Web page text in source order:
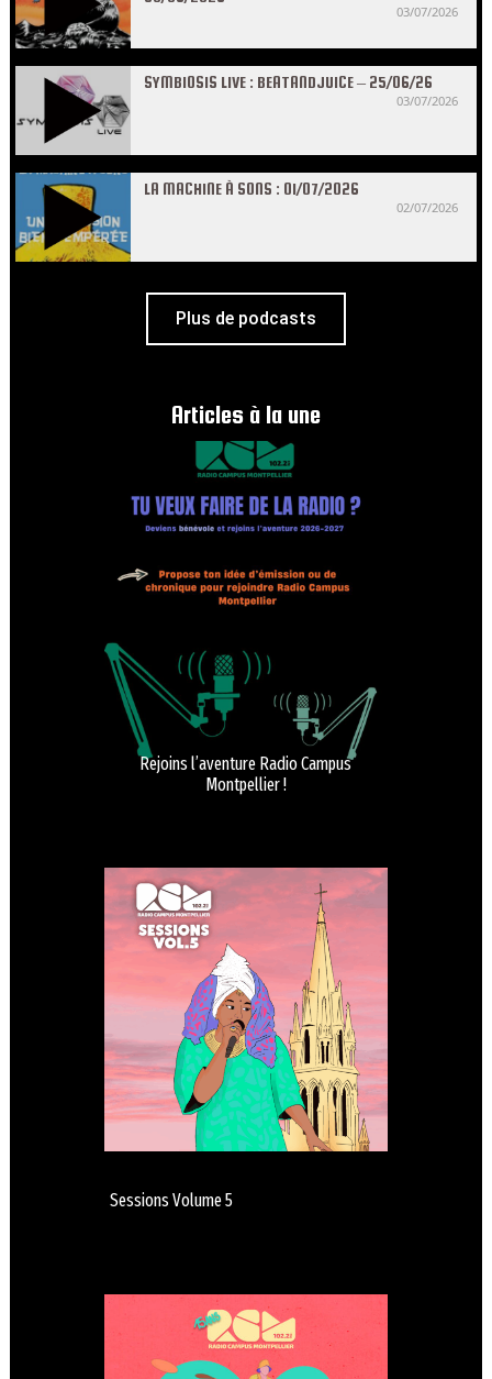
03/07/2026
SYMBIOSIS LIVE : BEATANDJUICE – 25/06/26
03/07/2026
LA MACHINE À SONS : 01/07/2026
02/07/2026
Plus de podcasts
Articles à la une
Rejoins l’aventure Radio Campus
Montpellier !
Sessions Volume 5